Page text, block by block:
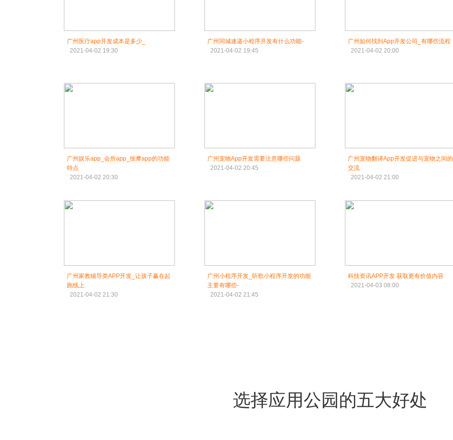
广州医疗app开发成本是多少_
2021-04-02 19:30
广州同城速递小程序开发有什么功能-
2021-04-02 19:45
广州如何找到App开发公司_有哪些流程
2021-04-02 20:00
广州娱乐app_会所app_按摩app的功能
特点
2021-04-02 20:30
广州宠物App开发需要注意哪些问题
2021-04-02 20:45
广州宠物翻译App开发促进与宠物之间的
交流
2021-04-02 21:00
广州家教辅导类APP开发_让孩子赢在起
跑线上
2021-04-02 21:30
广州小程序开发_听歌小程序开发的功能
主要有哪些-
2021-04-02 21:45
科技资讯APP开发 获取更有价值内容
2021-04-03 08:00
选择应用公园的五大好处